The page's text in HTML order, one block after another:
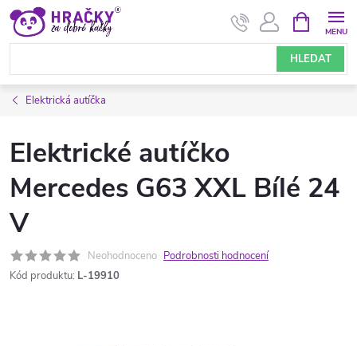
Přejít
obsah
HLEDAT
NÁKUPNÍ
KOŠÍK
Elektrická autíčka
Elektrické autíčko
Mercedes G63 XXL Bílé 24
V
Neohodnoceno Podrobnosti hodnocení
Kód produktu: L-19910